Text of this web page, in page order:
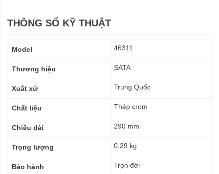
THÔNG SỐ KỸ THUẬT
kỹ
Model 46311
Thương hiệu SATA
Xuất xứ Trung Quốc
Chất liệu Thép crom
Chiều dài 290 mm
Trọng lượng 0,29 kg
Bảo hành Trọn đời